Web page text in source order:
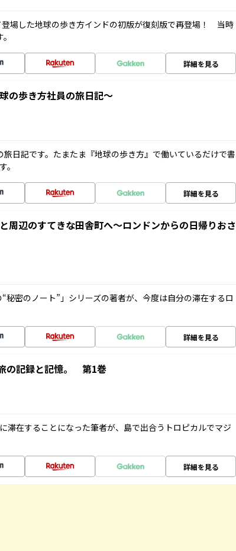
場した地球の歩き方インドの初版が復刻版で再登場！ 当時
詳細を見る
の歩き方社員の旅日記～
日記です。たまたま『地球の歩き方』で働いているだけで書
。
詳細を見る
周辺のすてきな田舎町へ～ロンドンからの日帰りおさ
秘密のノート”」シリーズの著者が、今度は自分の滞在するロ
詳細を見る
の記録と記憶。 第1巻
滞在することになった筆者が、島で出合うトロピカルでマジ
詳細を見る